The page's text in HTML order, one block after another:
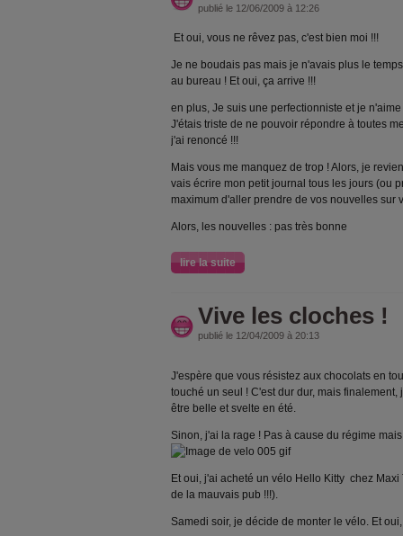
publié le 12/06/2009 à 12:26
Et oui, vous ne rêvez pas, c'est bien moi !!!
Je ne boudais pas mais je n'avais plus le
au bureau ! Et oui, ça arrive !!!
en plus, Je suis une perfectionniste et je
J'étais triste de ne pouvoir répondre à toutes
j'ai renoncé !!!
Mais vous me manquez de trop ! Alors, je
vais écrire mon petit journal tous les jours (ou
maximum d'aller prendre de vos nouvelles sur
Alors, les nouvelles : pas très bonne
lire la suite
Vive les cloches !
publié le 12/04/2009 à 20:13
J'espère que vous résistez aux chocolats en
touché un seul ! C'est dur dur, mais
être belle et svelte en été.
Sinon, j'ai la rage ! Pas à cause du régime
Et oui, j'ai acheté un vélo Hello Kitty chez
de la mauvais pub !!!).
Samedi soir, je décide de monter le vélo. Et